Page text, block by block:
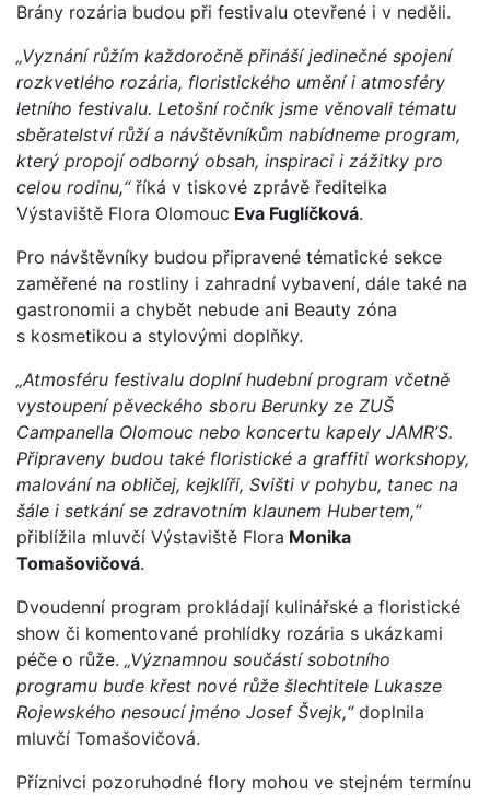
Brány rozária budou při festivalu otevřené i v neděli.
„Vyznání růžím každoročně přináší jedinečné spojení
rozkvetlého rozária, floristického umění i atmosféry
letního festivalu. Letošní ročník jsme věnovali tématu
sběratelství růží a návštěvníkům nabídneme program,
který propojí odborný obsah, inspiraci i zážitky pro
celou rodinu,“říká v tiskové zprávě ředitelka
Výstaviště Flora Olomouc Eva Fuglíčková.
Pro návštěvníky budou připravené tématické sekce
zaměřené na rostliny i zahradní vybavení, dále také na
gastronomii a chybět nebude ani Beauty zóna
s kosmetikou a stylovými doplňky.
„Atmosféru festivalu doplní hudební program včetně
vystoupení pěveckého sboru Berunky ze ZUŠ
Campanella Olomouc nebo koncertu kapely JAMR’S.
Připraveny budou také floristické a graffiti workshopy,
malování na obličej, kejklíři, Svišti v pohybu, tanec na
šále i setkání se zdravotním klaunem Hubertem,“
přiblížila mluvčí Výstaviště Flora Monika
Tomašovičová.
Dvoudenní program prokládají kulinářské a floristické
show či komentované prohlídky rozária s ukázkami
péče o růže. „Významnou součástí sobotního
programu bude křest nové růže šlechtitele Lukasze
Rojewského nesoucí jméno Josef Švejk,“doplnila
mluvčí Tomašovičová.
Příznivci pozoruhodné flory mohou ve stejném termínu